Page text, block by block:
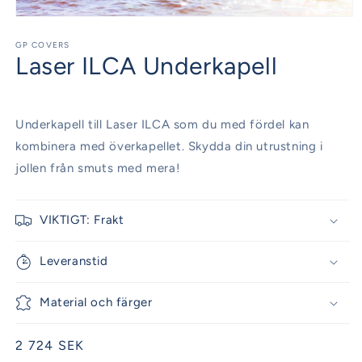
1
i
modalfönster
GP COVERS
Laser ILCA Underkapell
Underkapell till Laser ILCA som du med fördel kan
kombinera med överkapellet. Skydda din utrustning i
jollen från smuts med mera!
VIKTIGT: Frakt
Leveranstid
Material och färger
Ordinarie
2 724 SEK